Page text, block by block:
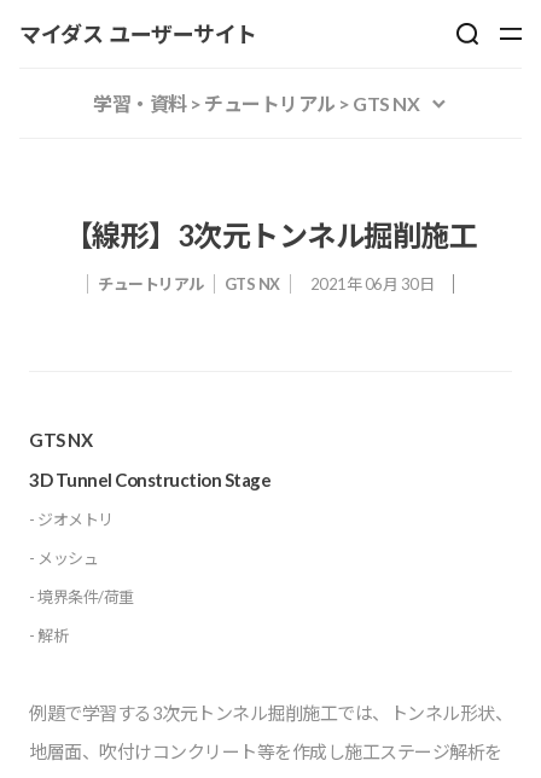
マイダス ユーザーサイト
学習・資料 > チュートリアル > GTS NX
チュートリアル GTS NX 2021年 06月 30日
【線形】3次元トンネル掘削施工
GTS NX
3D Tunnel Construction Stage
- ジオメトリ
- メッシュ
- 境界条件/荷重
- 解析
例題で学習する3次元トンネル掘削施工では、トンネル形状、
地層面、吹付けコンクリート等を作成し施工ステージ解析を